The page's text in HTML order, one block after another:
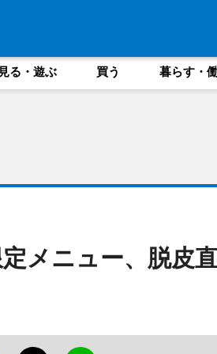
見る・遊ぶ 買う 暮らす・
メニュー、脱皮